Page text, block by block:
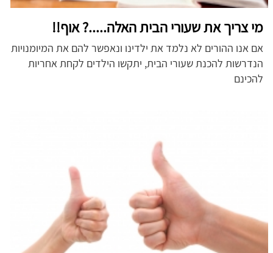
מי צריך את שעורי הבית האלה.....? אוף!!
אם אנו ההורים לא נלמד את ילדינו ונאפשר להם את המיומנויות
הנדרשות להכנת שעורי הבית, יתקשו הילדים לקחת אחריות
להכינם